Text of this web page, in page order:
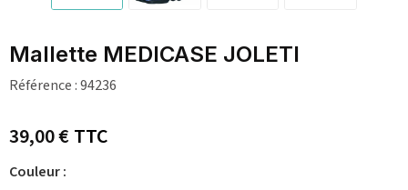
Mallette MEDICASE JOLETI
Référence :94236
39,00 €TTC
Couleur :